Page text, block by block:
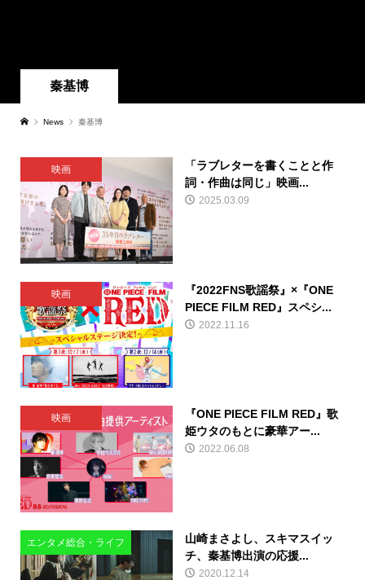
秦基博
News 秦基博
映画
「ラブレターを書くことと作
詞・作曲は同じ」映画...
2025.03.09
映画
『2022FNS歌謡祭』×『ONE
PIECE FILM RED』スペシ...
2022.11.16
映画
『ONE PIECE FILM RED』歌
姫ウタのもとに豪華アー...
2022.06.08
エンタメ総合・ライフ
山崎まさよし、スキマスイッ
チ、秦基博出演の応援...
2020.12.14